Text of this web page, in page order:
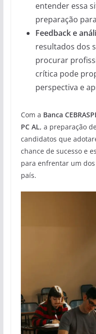
entender essa
preparação
Feedback e
resultados dos
procurar
crítica pode
perspectiva e
Com a Banca
PC AL, a preparação
candidatos que
chance de sucesso e
para enfrentar um
país.